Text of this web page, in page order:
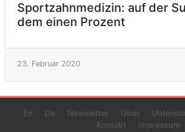
Sportzahnmedizin: auf der
dem einen Prozent
23. Februar 2020
En De Newsletter Über
Kontakt
Impressum